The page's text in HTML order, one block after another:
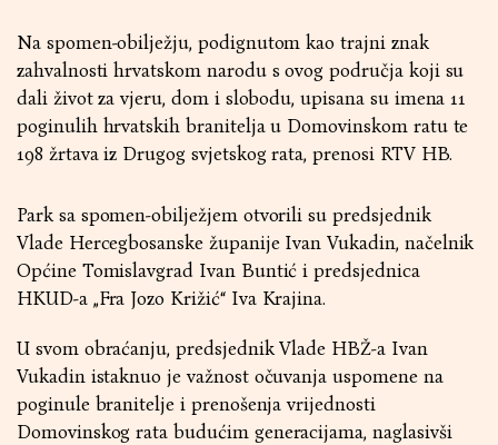
Na spomen-obilježju, podignutom kao trajni znak
zahvalnosti hrvatskom narodu s ovog područja koji su
dali život za vjeru, dom i slobodu, upisana su imena 11
poginulih hrvatskih branitelja u Domovinskom ratu te
198 žrtava iz Drugog svjetskog rata, prenosi RTV HB.
Park sa spomen-obilježjem otvorili su predsjednik
Vlade Hercegbosanske županije Ivan Vukadin, načelnik
Općine Tomislavgrad Ivan Buntić i predsjednica
HKUD-a „Fra Jozo Križić“ Iva Krajina.
U svom obraćanju, predsjednik Vlade HBŽ-a Ivan
Vukadin istaknuo je važnost očuvanja uspomene na
poginule branitelje i prenošenja vrijednosti
Domovinskog rata budućim generacijama, naglasivši